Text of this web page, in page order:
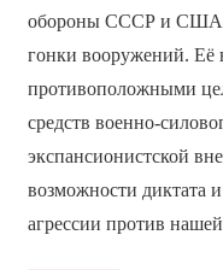
обороны СССР и США
гонки вооружений. Её
противоположными
средств военно-
экспансионистской
возможности диктата
агрессии против нашей